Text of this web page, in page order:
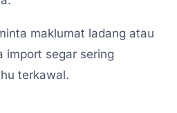
maklumat ladang atau
import segar sering
terkawal.